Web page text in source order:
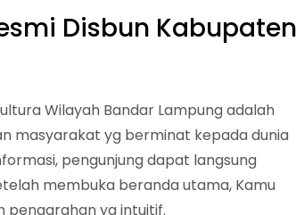
Disbun Kabupaten
Wilayah Bandar Lampung adalah
masyarakat yg berminat kepada dunia
pengunjung dapat langsung
membuka beranda utama, Kamu
pengarahan yg intuitif.